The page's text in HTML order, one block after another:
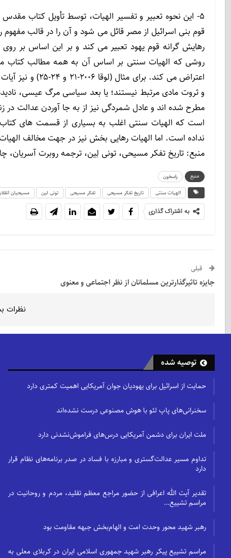
۵- این نحوه تعبیر و تفسیر الهیات، توسط تأویل کتاب
قوم بنی اسرائیل از مصر قائل می شود و آن را در قالب مفهوم
رهایش گرانه قوم یهود تعبیر می کند و بر این اساس بر
روشی که الهیات سنتی بر اساس آن به همه مطالب کتاب
اعتراض می کند.
و ثروت مادی مرتبط نیستند؛ یا بعد سیاسی مرگ عیسی،
مطرح شده اند و عادل شمردگی نیز از به جا آوردن عدالت
است که الهیات سنتی اغلب به بسیاری از قسمت های کتاب
نداده است. اما الهیات رهایی بخش نیز در جهت مخالف
منبع: تاریخ تفکر مسیحی، تونی لِین، ترجمه روبرت آسریان، چاپ
منبع
راسخون
الهیات سنتی
تاریخ تفکر مسیحی تفکر مسیحی تونی لین مسیحیان
به اشتراک گذاری
قبلی
جایزه تاثیرگذارترین مسلمانان از نظر اجتماعی و معنوی
نظرات
توصیه شده
حمایت از اسرائیل برای یهودیان جوان آمریکایی اهمیت کمتری دارد
سخنرانی‌های پاپ لئو با هوش مصنوعی درست نشده‌اند
ملت ایران برای دشمن آمریکایی درس‌های فراموش‌نشدنی دارد
تداوم مسیر عدالت‌گستری و مبارزه با فساد در صدر برنامه‌های نظام قرار
دارد
تقدیر آیت الله اعرافی از حضور مراجع معظم تقلید، مردم و روحانیت در
مراسم تشییع…
رهبر شهید محور وحدت امت و الهام‌بخش جبهه مقاومت بود
مراسم تشییع پیکر رهبر شهید جمهوری اسلامی ایران در کربلای معلی به